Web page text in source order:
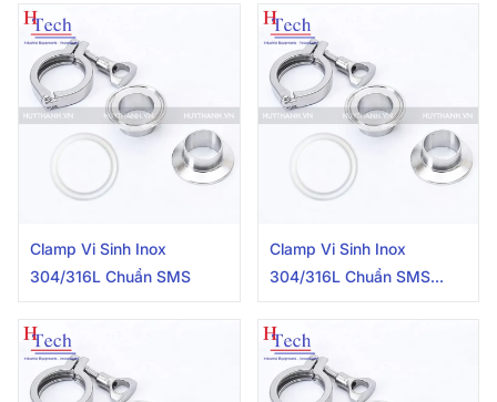
Clamp Vi Sinh Inox
304/316L Chuẩn SMS
Clamp Vi Sinh Inox
304/316L Chuẩn SMS